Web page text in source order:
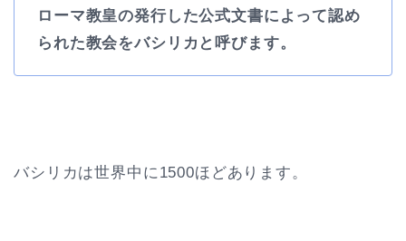
ローマ教皇の発行した公式文書によって認め
られた教会をバシリカと呼びます。
バシリカは世界中に1500ほどあります。